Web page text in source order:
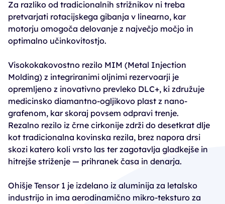
Za razliko od tradicionalnih strižnikov ni treba
pretvarjati rotacijskega gibanja v linearno, kar
motorju omogoča delovanje z največjo močjo in
optimalno učinkovitostjo.
Visokokakovostno rezilo MIM (Metal Injection
Molding) z integriranimi oljnimi rezervoarji je
opremljeno z inovativno prevleko DLC+, ki združuje
medicinsko diamantno-ogljikovo plast z nano-
grafenom, kar skoraj povsem odpravi trenje.
Rezalno rezilo iz črne cirkonije zdrži do desetkrat dlje
kot tradicionalna kovinska rezila, brez napora drsi
skozi katero koli vrsto las ter zagotavlja gladkejše in
hitrejše striženje — prihranek časa in denarja.
Ohišje Tensor 1 je izdelano iz aluminija za letalsko
industrijo in ima aerodinamično mikro-teksturo za